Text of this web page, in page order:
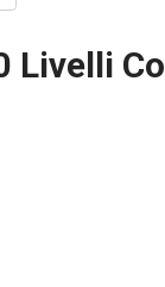
Livelli